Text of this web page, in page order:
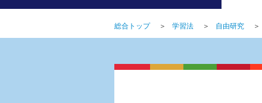
総合トップ ＞ 学習法 ＞ 自由研究 ＞